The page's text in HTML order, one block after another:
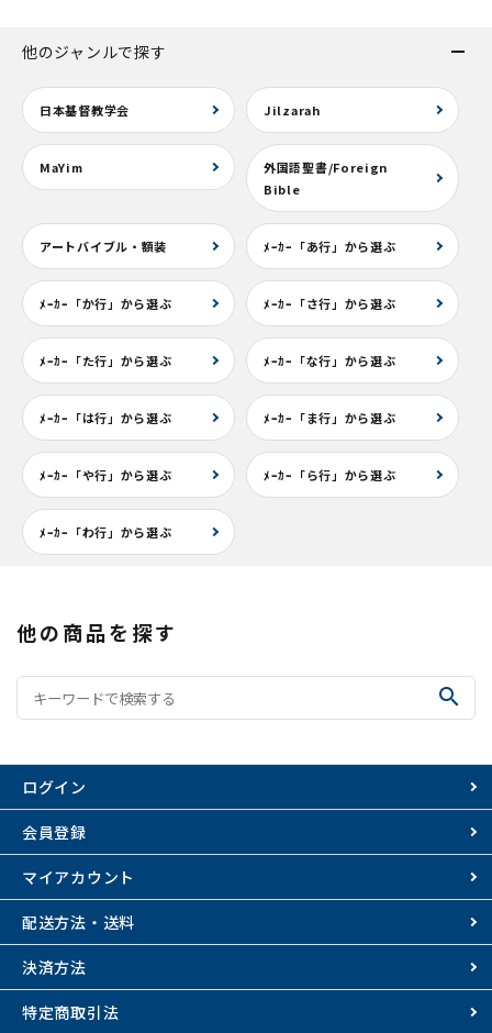
他のジャンルで探す
日本基督教学会 Jilzarah
MaYim
外国語聖書/Foreign
Bible
アートバイブル・額装 ﾒｰｶｰ「あ行」から選ぶ
ﾒｰｶｰ「か行」から選ぶ ﾒｰｶｰ「さ行」から選ぶ
ﾒｰｶｰ「た行」から選ぶ ﾒｰｶｰ「な行」から選ぶ
ﾒｰｶｰ「は行」から選ぶ ﾒｰｶｰ「ま行」から選ぶ
ﾒｰｶｰ「や行」から選ぶ ﾒｰｶｰ「ら行」から選ぶ
ﾒｰｶｰ「わ行」から選ぶ
他の商品を探す
search
ログイン
会員登録
マイアカウント
配送方法・送料
決済方法
特定商取引法